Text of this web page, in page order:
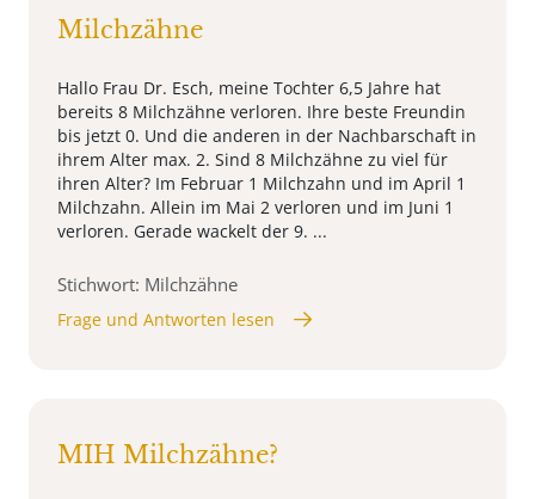
Milchzähne
Hallo Frau Dr. Esch, meine Tochter 6,5 Jahre hat
bereits 8 Milchzähne verloren. Ihre beste Freundin
bis jetzt 0. Und die anderen in der Nachbarschaft in
ihrem Alter max. 2. Sind 8 Milchzähne zu viel für
ihren Alter? Im Februar 1 Milchzahn und im April 1
Milchzahn. Allein im Mai 2 verloren und im Juni 1
verloren. Gerade wackelt der 9. ...
Stichwort: Milchzähne
Frage und Antworten lesen
MIH Milchzähne?